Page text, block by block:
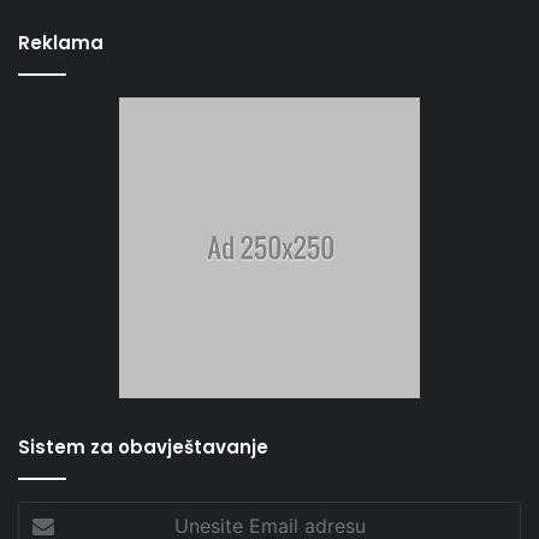
Reklama
Sistem za obavještavanje